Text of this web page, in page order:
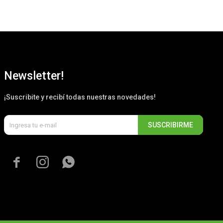
Newsletter!
¡Suscribite y recibí todas nuestras novedades!
SUSCRIBIRME
  